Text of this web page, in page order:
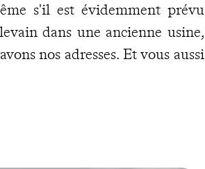
s'il est évidemment prévu
dans une ancienne usine,
nos adresses. Et vous aussi